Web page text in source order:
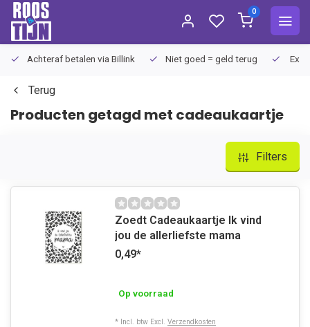
0
Achteraf betalen via Billink Niet goed = geld terug
Terug
Producten getagd met cadeaukaartje
Filters
Zoedt Cadeaukaartje Ik vind
jou de allerliefste mama
0,49*
Op voorraad
* Incl. btw Excl. Verzendkosten